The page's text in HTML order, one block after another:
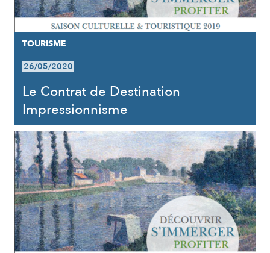
TOURISME
26/05/2020
Le Contrat de Destination
Impressionnisme